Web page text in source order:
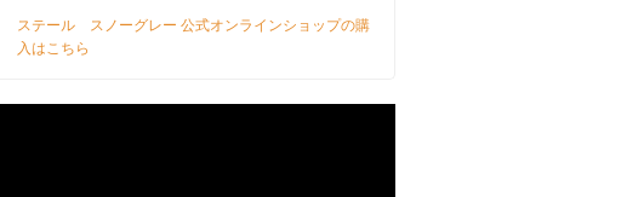
ステール スノーグレー 公式オンラインショップの購
入はこちら